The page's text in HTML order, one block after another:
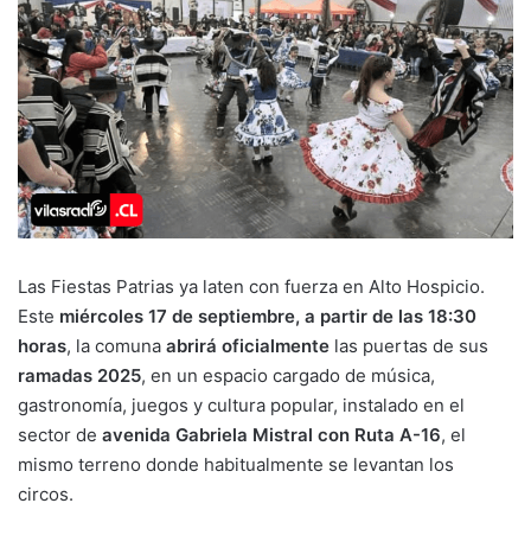
Las Fiestas Patrias ya laten con fuerza en Alto Hospicio.
Este miércoles 17 de septiembre, a partir de las 18:30
horas, la comuna abrirá oficialmente las puertas de sus
ramadas 2025, en un espacio cargado de música,
gastronomía, juegos y cultura popular, instalado en el
sector de avenida Gabriela Mistral con Ruta A-16, el
mismo terreno donde habitualmente se levantan los
circos.